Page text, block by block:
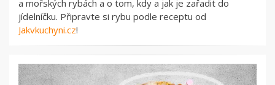
a mořských rybách a o tom, kdy a jak je zařadit do
jídelníčku. Připravte si rybu podle receptu od
Jakvkuchyni.cz!